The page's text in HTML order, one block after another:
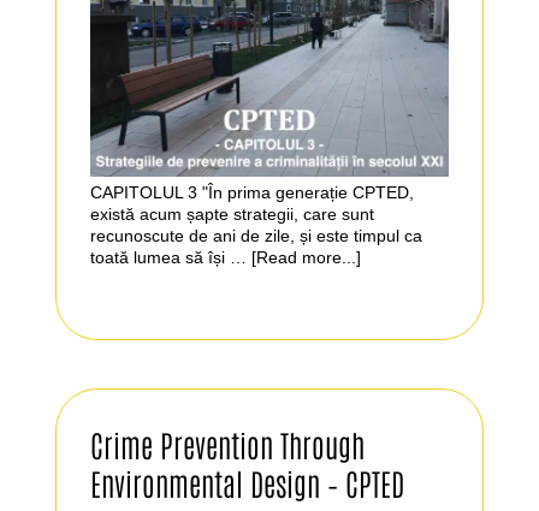
CAPITOLUL 3 "În prima generație CPTED,
există acum șapte strategii, care sunt
recunoscute de ani de zile, și este timpul ca
toată lumea să își … [Read more...]
Crime Prevention Through
Environmental Design – CPTED